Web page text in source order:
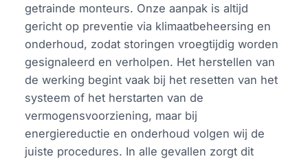
getrainde monteurs. Onze aanpak is altijd
gericht op preventie via klimaatbeheersing en
onderhoud, zodat storingen vroegtijdig worden
gesignaleerd en verholpen. Het herstellen van
de werking begint vaak bij het resetten van het
systeem of het herstarten van de
vermogensvoorziening, maar bij
energiereductie en onderhoud volgen wij de
juiste procedures. In alle gevallen zorgt dit